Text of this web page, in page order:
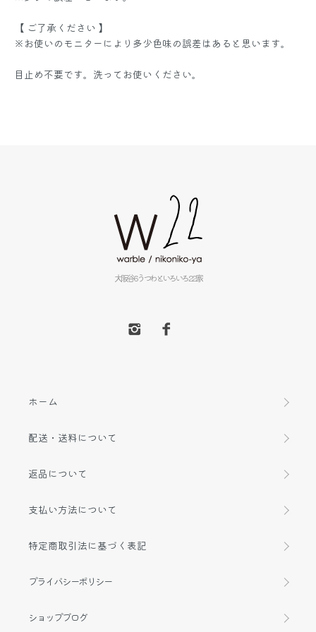
【 ご了承ください 】
※お使いのモニターにより多少色味の誤差はあると思います。
目止め不要です。洗ってお使いください。
大阪谷6うつわといろいろ22家
ホーム
配送・送料について
返品について
支払い方法について
特定商取引法に基づく表記
プライバシーポリシー
ショップブログ